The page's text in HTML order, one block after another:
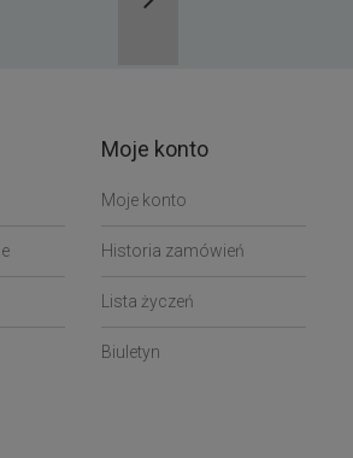
Moje konto
Moje konto
Historia zamówień
Lista życzeń
Biuletyn